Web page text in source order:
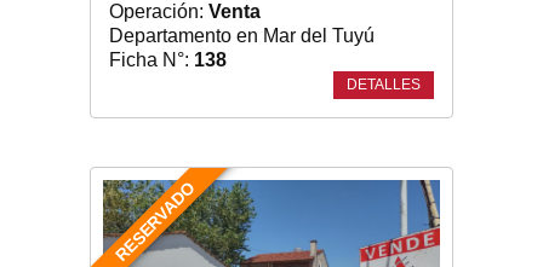
Operación: Venta
Departamento en Mar del Tuyú
Ficha N°: 138
DETALLES
RESERVADO